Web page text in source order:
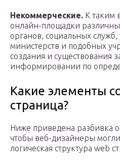
Некоммерческие. К таким
онлайн-площадки
органов, социальных
министерств и подобных
создания и существования
информировании по
Какие элементы
страница?
Ниже приведена разбивка
чтобы веб-дизайнеры могли
логическая структура web